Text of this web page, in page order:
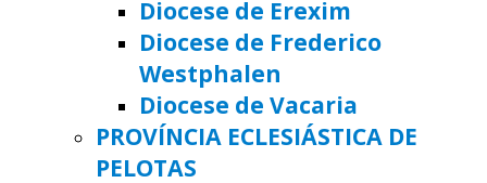
Diocese de Erexim
Diocese de Frederico
Westphalen
Diocese de Vacaria
PROVÍNCIA ECLESIÁSTICA DE
PELOTAS